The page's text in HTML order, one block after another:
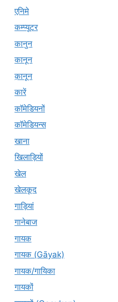
एनिमे
कम्प्यूटर
कानुन
कानून
क़ानून
कारें
कॉमेडियनों
कॉमेडियन्स
खाना
खिलाड़ियों
खेल
खेलकूद
गाड़ियां
गानेबाज
गायक
गायक (Gāyak)
गायक/गायिका
गायकों